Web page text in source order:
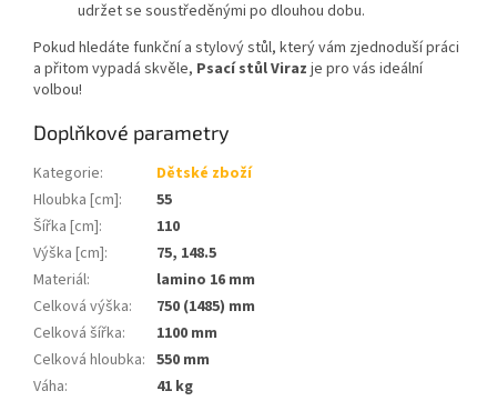
udržet se soustředěnými po dlouhou dobu.
Pokud hledáte funkční a stylový stůl, který vám zjednoduší práci
a přitom vypadá skvěle, Psací stůl Viraz je pro vás ideální
volbou!
Doplňkové parametry
Kategorie:
Dětské zboží
Hloubka [cm]:
55
Šířka [cm]:
110
Výška [cm]:
75, 148.5
Materiál:
lamino 16 mm
Celková výška:
750 (1485) mm
Celková šířka:
1100 mm
Celková hloubka: 550 mm
Váha:
41 kg